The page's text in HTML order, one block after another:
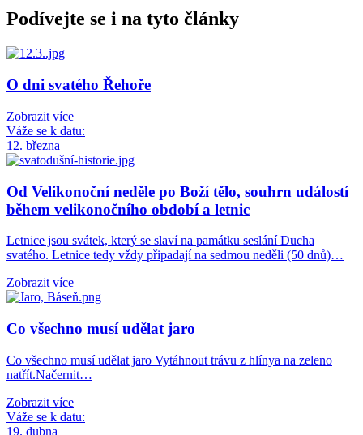
Podívejte se i na tyto články
O dni svatého Řehoře
Zobrazit více
Váže se k datu:
12. března
Od Velikonoční neděle po Boží tělo, souhrn událostí
během velikonočního období a letnic
Letnice jsou svátek, který se slaví na památku seslání Ducha
svatého. Letnice tedy vždy připadají na sedmou neděli (50 dnů)…
Zobrazit více
Co všechno musí udělat jaro
Co všechno musí udělat jaro Vytáhnout trávu z hlínya na zeleno
natřít.Načernit…
Zobrazit více
Váže se k datu:
19. dubna